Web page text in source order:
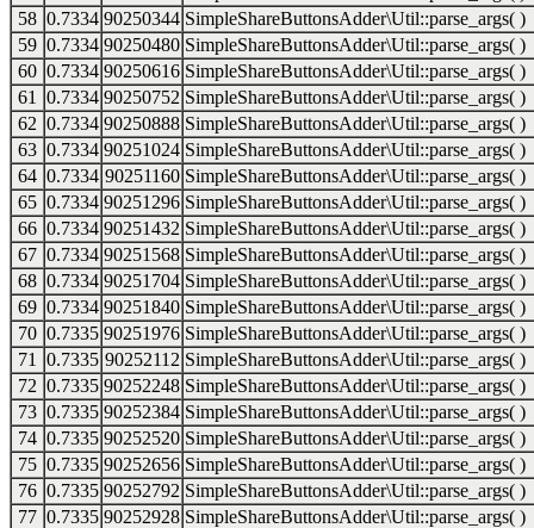
58 0.7334 90250344 SimpleShareButtonsAdder\Util::parse_args( )
59 0.7334 90250480 SimpleShareButtonsAdder\Util::parse_args( )
60 0.7334 90250616 SimpleShareButtonsAdder\Util::parse_args( )
61
0.7334 90250752 SimpleShareButtonsAdder\Util::parse_args( )
62 0.7334 90250888 SimpleShareButtonsAdder\Util::parse_args( )
63 0.7334 90251024 SimpleShareButtonsAdder\Util::parse_args( )
64 0.7334 90251160 SimpleShareButtonsAdder\Util::parse_args( )
65 0.7334 90251296 SimpleShareButtonsAdder\Util::parse_args( )
66 0.7334 90251432 SimpleShareButtonsAdder\Util::parse_args( )
67 0.7334 90251568 SimpleShareButtonsAdder\Util::parse_args( )
68 0.7334 90251704 SimpleShareButtonsAdder\Util::parse_args( )
69 0.7334 90251840 SimpleShareButtonsAdder\Util::parse_args( )
70 0.7335 90251976 SimpleShareButtonsAdder\Util::parse_args( )
71
0.7335 90252112 SimpleShareButtonsAdder\Util::parse_args( )
72 0.7335 90252248 SimpleShareButtonsAdder\Util::parse_args( )
73 0.7335 90252384 SimpleShareButtonsAdder\Util::parse_args( )
74 0.7335 90252520 SimpleShareButtonsAdder\Util::parse_args( )
75 0.7335 90252656 SimpleShareButtonsAdder\Util::parse_args( )
76 0.7335 90252792 SimpleShareButtonsAdder\Util::parse_args( )
77 0.7335 90252928 SimpleShareButtonsAdder\Util::parse_args( )